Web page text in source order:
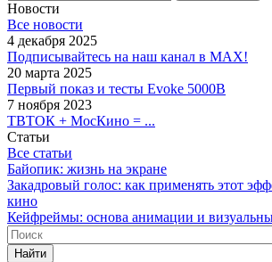
Новости
Все новости
4 декабря 2025
Подписывайтесь на наш канал в MAX!
20 марта 2025
Первый показ и тесты Evoke 5000B
7 ноября 2023
ТВТОК + МосКино = ...
Статьи
Все статьи
Байопик: жизнь на экране
Закадровый голос: как применять этот
кино
Кейфреймы: основа анимации и
Найти